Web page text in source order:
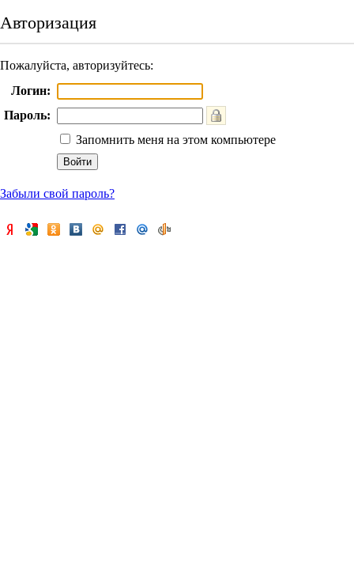
Авторизация
Пожалуйста, авторизуйтесь:
Логин:
Пароль:
Запомнить меня на этом компьютере
Забыли свой пароль?